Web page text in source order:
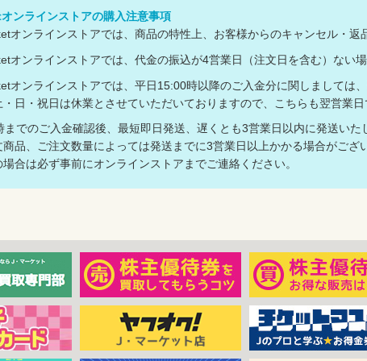
ンラインストアの購入注意事項
オンラインストアでは、商品の特性上、お客様からのキャンセル・返
オンラインストアでは、代金の振込が4営業日（注文日を含む）ない
オンラインストアでは、平日15:00時以降のご入金分に関しましては
日・祝日は休業とさせていただいておりますので、こちらも翌営業
までのご入金確認後、最短即日発送、遅くとも3営業日以内に発送いた
品、ご注文数量によっては発送までに3営業日以上かかる場合がござい
合は必ず事前にオンラインストアまでご連絡ください。